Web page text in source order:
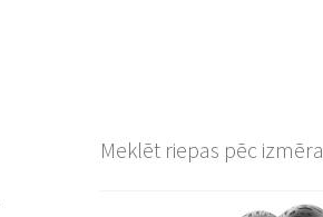
Meklēt riepas pēc izmēra